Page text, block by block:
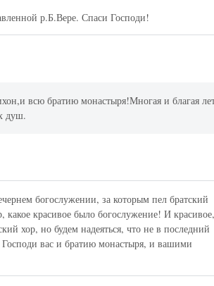
р.Б.Вере. Спаси Господи!
всю братию монастыря!Многая и благая
душ.
богослужении, за которым пел братский
какое красивое было богослужение! И красивое,
хор, но будем надеяться, что не в последний
вас и братию монастыря, и вашими